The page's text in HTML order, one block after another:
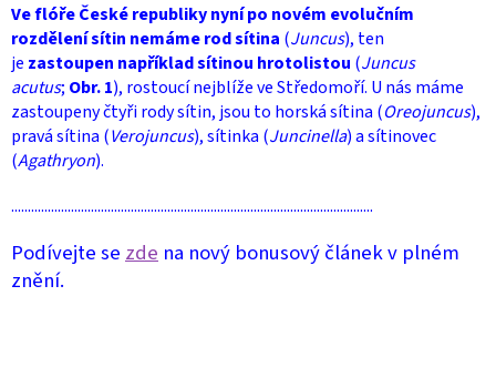
Ve flóře České republiky nyní po novém evolučním
rozdělení sítin nemáme rod sítina (Juncus), ten
je zastoupen například sítinou hrotolistou (Juncus
acutus; Obr. 1), rostoucí nejblíže ve Středomoří. U nás máme
zastoupeny čtyři rody sítin, jsou to horská sítina (Oreojuncus),
pravá sítina (Verojuncus), sítinka (Juncinella) a sítinovec
(Agathryon).
.............................................................................................................
Podívejte se zde na nový bonusový článek v plném
znění.